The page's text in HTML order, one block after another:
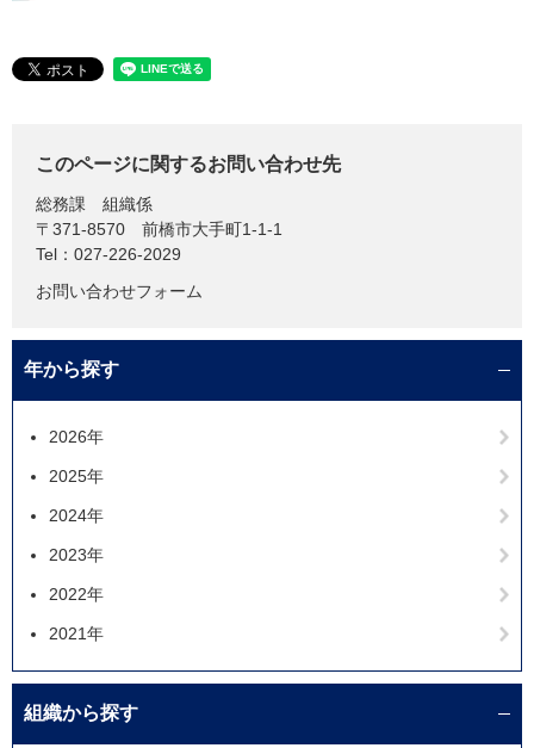
このページに関するお問い合わせ先
総務課
組織係
〒371-8570
前橋市大手町1-1-1
Tel：027-226-2029
お問い合わせフォーム
年から探す
2026年
2025年
2024年
2023年
2022年
2021年
組織から探す